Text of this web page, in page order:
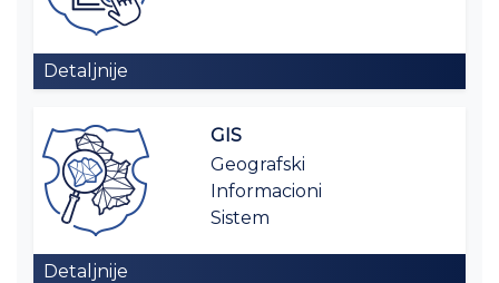
Detaljnije
GIS
Geografski
Informacioni
Sistem
Detaljnije